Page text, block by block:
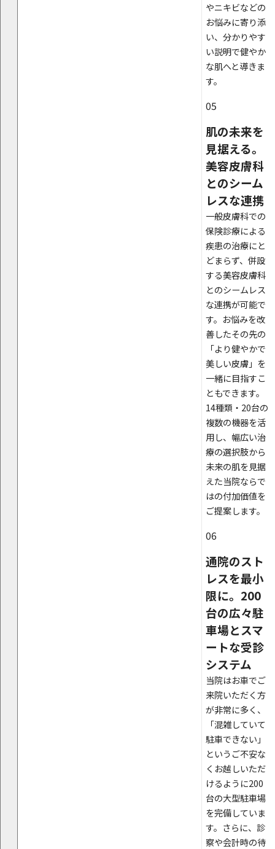
やニキビなどの
お悩みに寄り添
い、分かりやす
い説明で健やか
な肌へと導きま
す。
05
肌の未来を
見据える。
美容皮膚科
とのシーム
レスな連携
一般皮膚科での
保険診療による
疾患の治療にと
どまらず、併設
する美容皮膚科
とのシームレス
な連携が可能で
す。お悩みを改
善したその先の
「より健やかで
美しい皮膚」を
一緒に目指すこ
ともできます。
14種類・20台の
複数の機器を活
用し、幅広い治
療の選択肢から
未来の肌を見据
えた当院ならで
はの付加価値を
ご提案します。
06
通院のスト
レスを最小
限に。200
台の広々駐
車場とスマ
ートな受診
システム
当院はお車でご
来院いただく方
が非常に多く、
「混雑していて
駐車できない」
というご不安な
くお越しいただ
けるように200
台の大型駐車場
を完備していま
す。さらに、診
察や会計時の待